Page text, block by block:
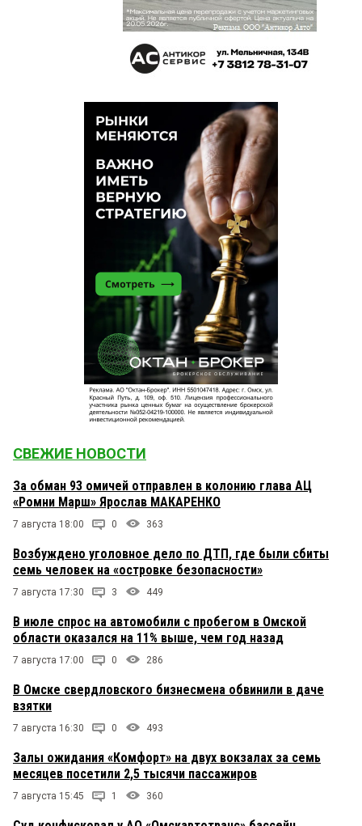
СВЕЖИЕ НОВОСТИ
За обман 93 омичей отправлен в колонию глава АЦ
«Ромни Марш» Ярослав МАКАРЕНКО
7 августа 18:00 0 363
Возбуждено уголовное дело по ДТП, где были сбиты
семь человек на «островке безопасности»
7 августа 17:30 3 449
В июле спрос на автомобили с пробегом в Омской
области оказался на 11% выше, чем год назад
7 августа 17:00 0 286
В Омске свердловского бизнесмена обвинили в даче
взятки
7 августа 16:30 0 493
Залы ожидания «Комфорт» на двух вокзалах за семь
месяцев посетили 2,5 тысячи пассажиров
7 августа 15:45 1 360